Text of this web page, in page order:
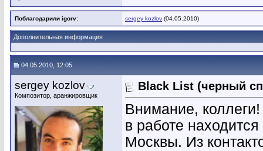
Поблагодарили igorv: sergey kozlov (04.05.2010)
Дополнительная информация
04.05.2010, 12:05
sergey kozlov
Композитор, аранжировщик
Black List (черный
Внимание,
в работе
Москвы. Из